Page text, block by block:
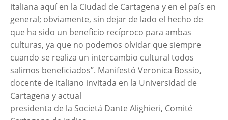
italiana aquí en la Ciudad de Cartagena y en el país en
general; obviamente, sin dejar de lado el hecho de
que ha sido un beneficio recíproco para ambas
culturas, ya que no podemos olvidar que siempre
cuando se realiza un intercambio cultural todos
salimos beneficiados”. Manifestó Veronica Bossio,
docente de italiano invitada en la Universidad de
Cartagena y actual
presidenta de la Societá Dante Alighieri, Comité